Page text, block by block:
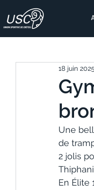
18 juin 2025
Une
de
2 jolis
En Élite